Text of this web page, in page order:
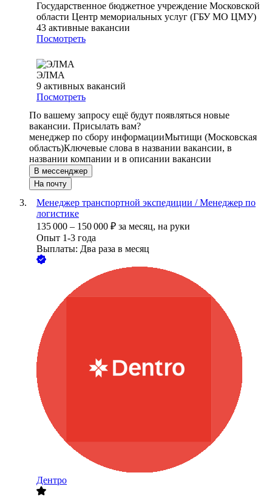
Государственное бюджетное учреждение Московской
области Центр мемориальных услуг (ГБУ МО ЦМУ)
43 активные вакансии
Посмотреть
ЭЛМА
9 активных вакансий
Посмотреть
По вашему запросу ещё будут появляться новые
вакансии. Присылать вам?
менеджер по сбору информацииМытищи (Московская
область)Ключевые слова в названии вакансии, в
названии компании и в описании вакансии
В мессенджер
На почту
Менеджер транспортной экспедиции / Менеджер по
логистике
135 000 – 150 000 ₽ за месяц, на руки
Опыт 1-3 года
Выплаты: Два раза в месяц
Дентро